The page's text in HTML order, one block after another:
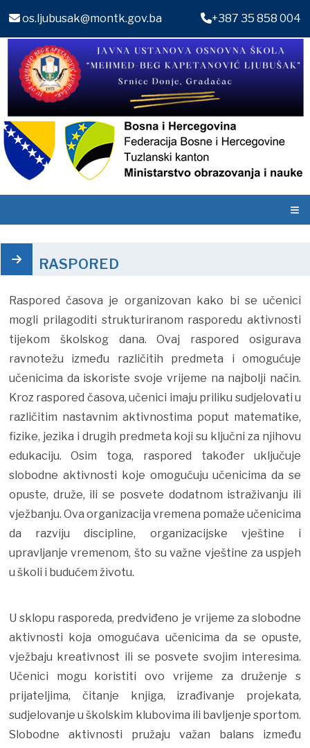
os.ljubusak@montk.gov.ba +387 35 858 004
≡
RASPORED
Raspored časova je organizovan kako bi se učenici
mogli prilagoditi strukturiranom rasporedu aktivnosti
tijekom školskog dana. Ovaj raspored osigurava
ravnotežu između različitih predmeta i omogućuje
učenicima da iskoriste svoje vrijeme na najbolji način.
Kroz raspored časova, učenici imaju priliku sudjelovati u
različitim nastavnim aktivnostima poput matematike,
fizike, jezika i drugih predmeta koji su ključni za njihovu
edukaciju. Osim toga, raspored također uključuje
slobodne aktivnosti koje omogućuju učenicima da se
opuste, druže, ili se posvete dodatnom istraživanju ili
vježbanju. Ova organizacija vremena pomaže učenicima
da razviju discipline, organizacijske vještine i
upravljanje vremenom, što su važne vještine za uspjeh
u školi i budućem životu.
U sklopu rasporeda, predviđeno je vrijeme za slobodne
aktivnosti koja omogućava učenicima da se opuste,
vježbaju kreativnost ili se posvete svojim interesima.
Učenici mogu koristiti ovo vrijeme za druženje s
prijateljima, čitanje knjiga, izrađivanje projekata,
sudjelovanje u školskim klubovima ili bavljenje sportom.
Slobodne aktivnosti pružaju važan balans između